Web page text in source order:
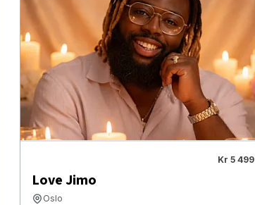
Kr 5 499
Love Jimo
Oslo